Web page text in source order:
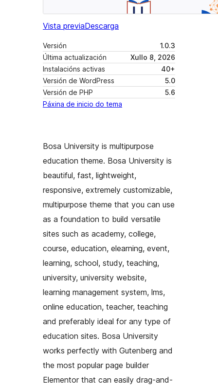
Vista previaDescarga
Versión
1.0.3
Última actualización
Xullo 8, 2026
Instalacións activas
40+
Versión de WordPress
5.0
Versión de PHP
5.6
Páxina de inicio do tema
Bosa University is multipurpose
education theme. Bosa University is
beautiful, fast, lightweight,
responsive, extremely customizable,
multipurpose theme that you can use
as a foundation to build versatile
sites such as academy, college,
course, education, elearning, event,
learning, school, study, teaching,
university, university website,
learning management system, lms,
online education, teacher, teaching
and preferably ideal for any type of
education sites. Bosa University
works perfectly with Gutenberg and
the most popular page builder
Elementor that can easily drag-and-